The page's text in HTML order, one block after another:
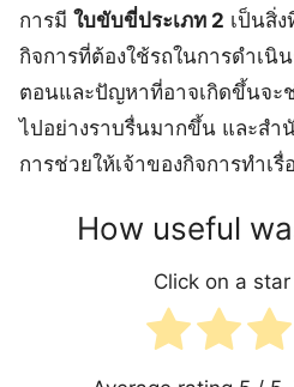
การมี ใบขับขี่ประเภท 2 เป็นสิ่
กิจการที่ต้องใช้รถในการดำเนิ
ตอนและปัญหาที่อาจเกิดขึ้นจะ
ไปอย่างราบรื่นมากขึ้น และส
การช่วยให้เจ้าของกิจการทำเ
How useful
Click on a